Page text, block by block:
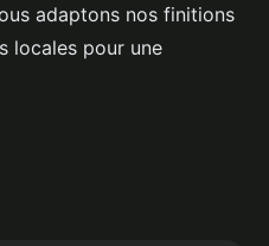
adaptons nos finitions
locales pour une